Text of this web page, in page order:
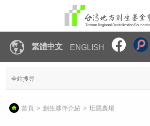
繁體中文 ENGLISH
首頁 創生夥伴介紹 坵隱農場